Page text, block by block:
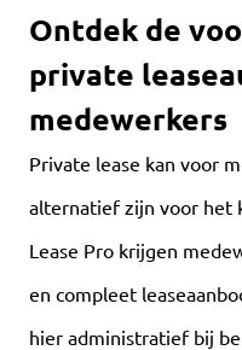
Ontdek de
private
medewerkers
Private lease kan voor
alternatief zijn voor het
Lease Pro krijgen
en compleet
hier administratief bij